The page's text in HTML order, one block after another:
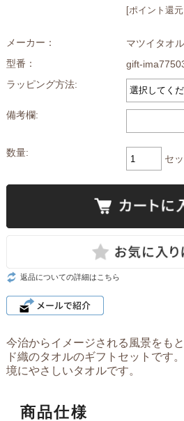
[ポイント還
メーカー：
マツイタオル
型番：
gift-
ラッピング方法:
備考欄:
数量:
セ
返品についての詳細はこちら
今治からイメージされる風景をも
ド織のタオルのギフトセットです
境にやさしいタオルです。
商品仕様